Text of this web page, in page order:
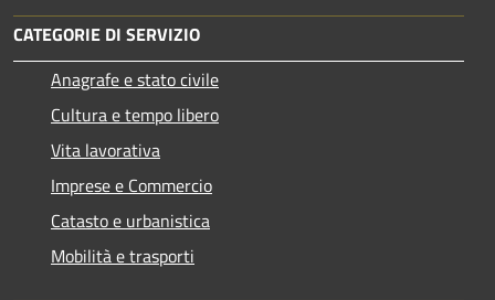
CATEGORIE DI SERVIZIO
Anagrafe e stato civile
Cultura e tempo libero
Vita lavorativa
Imprese e Commercio
Catasto e urbanistica
Mobilità e trasporti